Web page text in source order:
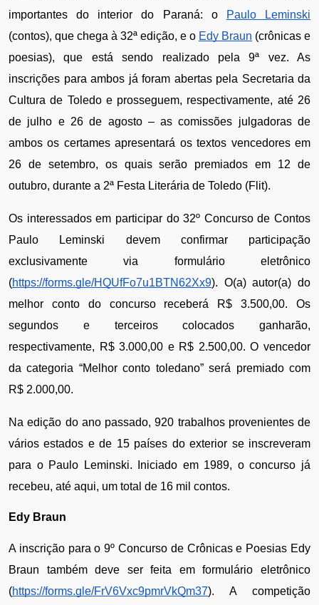
importantes do interior do Paraná: o
Paulo Leminski
(contos), que chega à 32ª edição, e o Edy Braun (crônicas e
poesias), que está sendo realizado pela 9ª vez. As
inscrições para ambos já foram abertas pela Secretaria da
Cultura de Toledo e prosseguem, respectivamente, até 26
de julho e 26 de agosto – as comissões julgadoras de
ambos os certames apresentará os textos vencedores em
26 de setembro, os quais serão premiados em 12 de
outubro, durante a 2ª Festa Literária de Toledo (Flit).
Os interessados em participar do 32º Concurso de Contos
Paulo Leminski devem confirmar participação
exclusivamente via formulário eletrônico
(https://forms.gle/HQUfFo7u1BTN62Xx9). O(a) autor(a) do
melhor conto do concurso receberá R$ 3.500,00. Os
segundos e terceiros colocados ganharão,
respectivamente, R$ 3.000,00 e R$ 2.500,00. O vencedor
da categoria “Melhor conto toledano” será premiado com
R$ 2.000,00.
Na edição do ano passado, 920 trabalhos provenientes de
vários estados e de 15 países do exterior se inscreveram
para o Paulo Leminski. Iniciado em 1989, o concurso já
recebeu, até aqui, um total de 16 mil contos.
Edy Braun
A inscrição para o 9º Concurso de Crônicas e Poesias Edy
Braun também deve ser feita em formulário eletrônico
(https://forms.gle/FrV6Vxc9pmrVkQm37). A competição